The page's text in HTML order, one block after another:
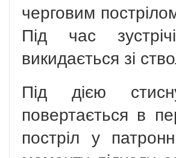
черговим
Під час
викидається зі
Під дією
повертається в
постріл у